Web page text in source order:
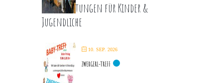
Veranstaltungen für Kinder &
Jugendliche
10. SEP. 2026
ZWERGERL-TREFF